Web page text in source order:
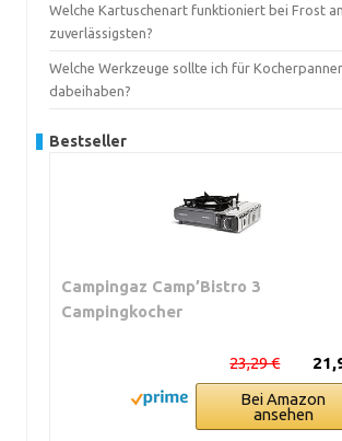
Welche Kartuschenart funktioniert bei Frost
zuverlässigsten?
Welche Werkzeuge sollte ich für
dabeihaben?
Bestseller
Campingaz Camp’Bistro 3
Campingkocher
23,29 €
Bei Amazon
ansehen